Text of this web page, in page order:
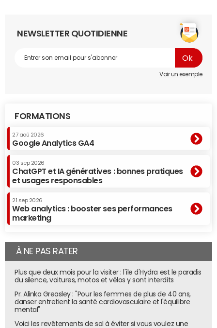
NEWSLETTER QUOTIDIENNE
Voir un exemple
FORMATIONS
27 aoû 2026
Google Analytics GA4
03 sep 2026
ChatGPT et IA génératives : bonnes pratiques
et usages responsables
21 sep 2026
Web analytics : booster ses performances
marketing
À NE PAS RATER
Plus que deux mois pour la visiter : l'île d'Hydra est le paradis
du silence, voitures, motos et vélos y sont interdits
Pr. Alinka Greasley : "Pour les femmes de plus de 40 ans,
danser entretient la santé cardiovasculaire et l'équilibre
mental"
Voici les revêtements de sol à éviter si vous voulez une